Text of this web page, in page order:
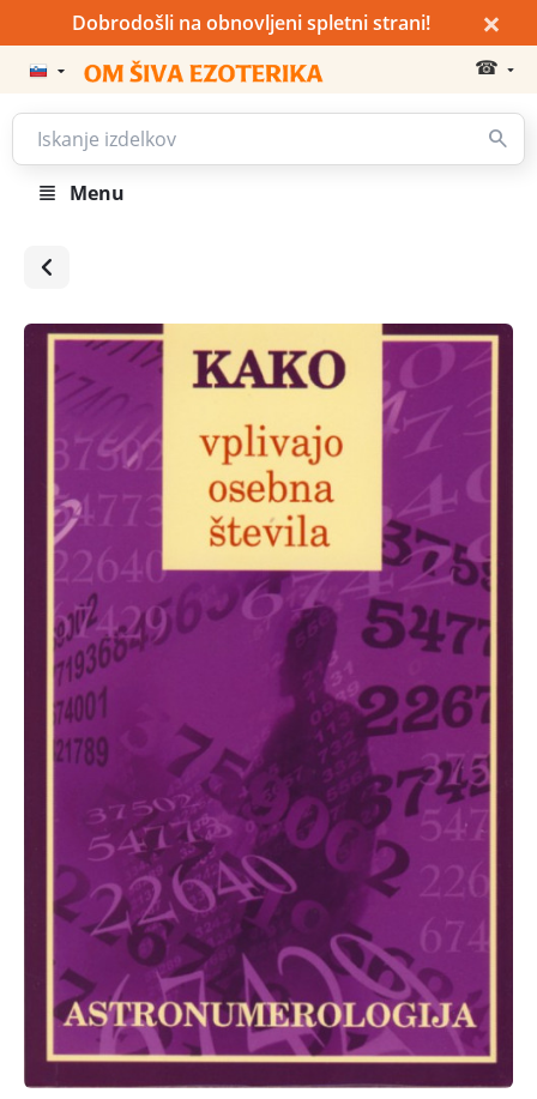
Dobrodošli na obnovljeni spletni strani! ×
☎
Menu